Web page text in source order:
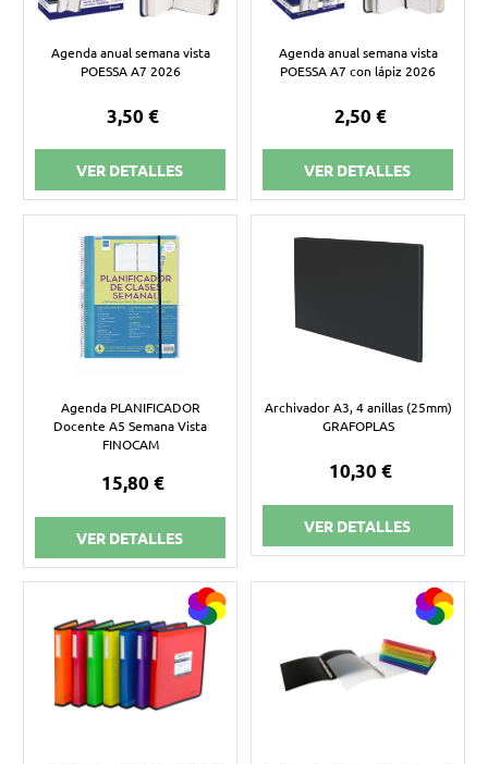
Agenda anual semana vista
POESSA A7 2026
3,50 €
VER DETALLES
Agenda anual semana vista
POESSA A7 con lápiz 2026
2,50 €
VER DETALLES
Agenda PLANIFICADOR
Docente A5 Semana Vista
FINOCAM
15,80 €
VER DETALLES
Archivador A3, 4 anillas (25mm)
GRAFOPLAS
10,30 €
VER DETALLES